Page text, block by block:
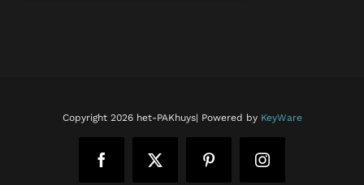
Copyright 2026 het-PAKhuys| Powered by KeyWare
FacebookX PinterestInstagram